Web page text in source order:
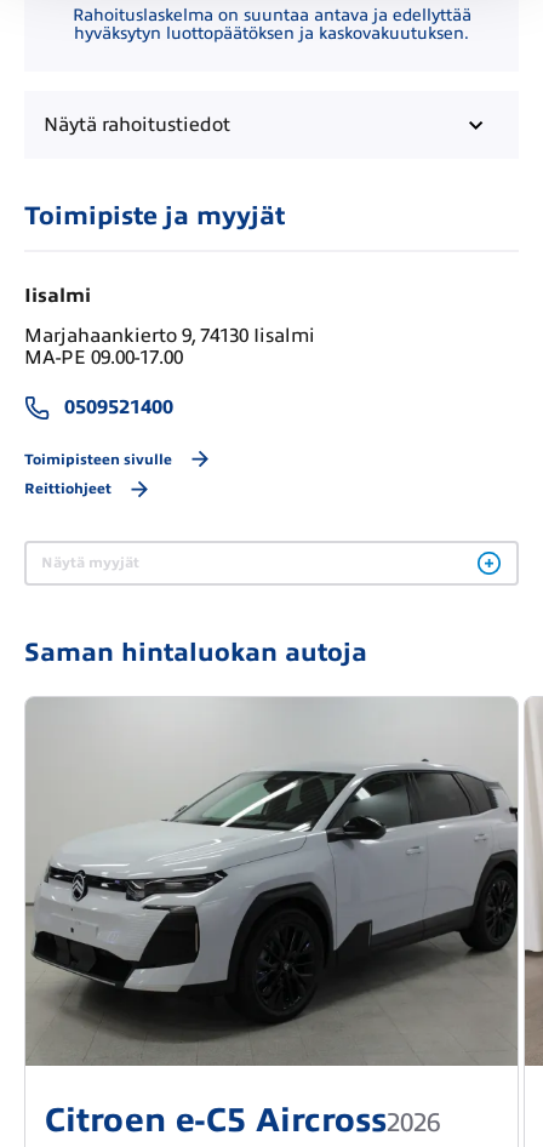
Rahoituslaskelma on suuntaa antava ja edellyttää
hyväksytyn luottopäätöksen ja kaskovakuutuksen.
Näytä rahoitustiedot
Toimipiste ja myyjät
Iisalmi
Marjahaankierto 9, 74130 Iisalmi
MA-PE 09.00-17.00
0509521400
Toimipisteen sivulle
Reittiohjeet
Näytä myyjät
Saman hintaluokan autoja
Citroen e-C5 Aircross2026